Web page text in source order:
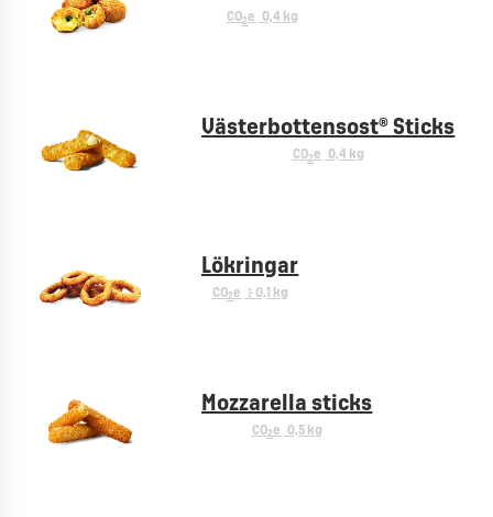
CO2e 0,4 kg
Västerbottensost® Sticks
CO2e 0,4 kg
Lökringar
CO2e < 0,1 kg
Mozzarella sticks
CO2e 0,5 kg